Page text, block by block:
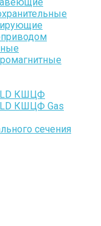
LD КШЦФ
КШЦФ Gas
сечения